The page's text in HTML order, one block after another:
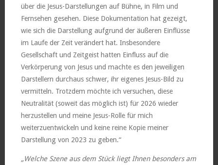
über die Jesus-Darstellungen auf Bühne, in Film und
Fernsehen gesehen. Diese Dokumentation hat gezeigt,
wie sich die Darstellung aufgrund der äußeren Einflüsse
im Laufe der Zeit verändert hat. Insbesondere
Gesellschaft und Zeitgeist hatten Einfluss auf die
Verkörperung von Jesus und machte es den jeweiligen
Darstellern durchaus schwer, ihr eigenes Jesus-Bild zu
vermitteln. Trotzdem möchte ich versuchen, diese
Neutralität (soweit das möglich ist) für 2026 wieder
herzustellen und meine Jesus-Rolle für mich
weiterzuentwickeln und keine reine Kopie meiner
Darstellung von 2023 zu geben.“
„Welche Szene aus dem Stück liegt Ihnen besonders am